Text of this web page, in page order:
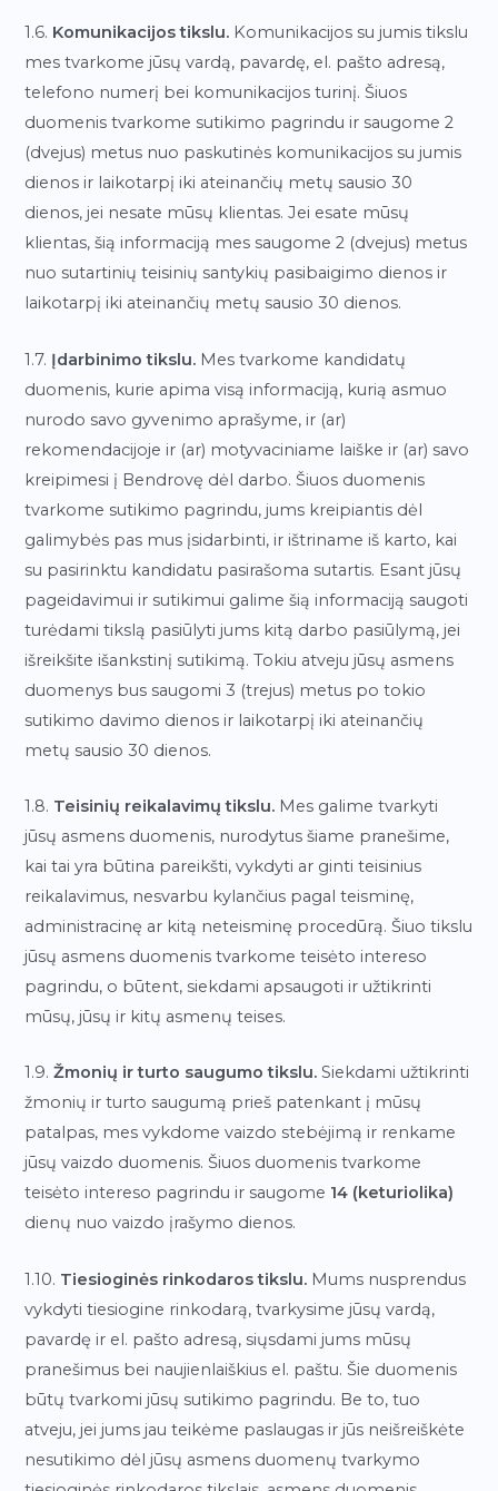
1.6. Komunikacijos tikslu. Komunikacijos su jumis tikslu
mes tvarkome jūsų vardą, pavardę, el. pašto adresą,
telefono numerį bei komunikacijos turinį. Šiuos
duomenis tvarkome sutikimo pagrindu ir saugome 2
(dvejus) metus nuo paskutinės komunikacijos su jumis
dienos ir laikotarpį iki ateinančių metų sausio 30
dienos, jei nesate mūsų klientas. Jei esate mūsų
klientas, šią informaciją mes saugome 2 (dvejus) metus
nuo sutartinių teisinių santykių pasibaigimo dienos ir
laikotarpį iki ateinančių metų sausio 30 dienos.
1.7. Įdarbinimo tikslu. Mes tvarkome kandidatų
duomenis, kurie apima visą informaciją, kurią asmuo
nurodo savo gyvenimo aprašyme, ir (ar)
rekomendacijoje ir (ar) motyvaciniame laiške ir (ar) savo
kreipimesi į Bendrovę dėl darbo. Šiuos duomenis
tvarkome sutikimo pagrindu, jums kreipiantis dėl
galimybės pas mus įsidarbinti, ir ištriname iš karto, kai
su pasirinktu kandidatu pasirašoma sutartis. Esant jūsų
pageidavimui ir sutikimui galime šią informaciją saugoti
turėdami tikslą pasiūlyti jums kitą darbo pasiūlymą, jei
išreikšite išankstinį sutikimą. Tokiu atveju jūsų asmens
duomenys bus saugomi 3 (trejus) metus po tokio
sutikimo davimo dienos ir laikotarpį iki ateinančių
metų sausio 30 dienos.
1.8. Teisinių reikalavimų tikslu. Mes galime tvarkyti
jūsų asmens duomenis, nurodytus šiame pranešime,
kai tai yra būtina pareikšti, vykdyti ar ginti teisinius
reikalavimus, nesvarbu kylančius pagal teisminę,
administracinę ar kitą neteisminę procedūrą. Šiuo tikslu
jūsų asmens duomenis tvarkome teisėto intereso
pagrindu, o būtent, siekdami apsaugoti ir užtikrinti
mūsų, jūsų ir kitų asmenų teises.
1.9.Žmonių ir turto saugumo tikslu. Siekdami užtikrinti
žmonių ir turto saugumą prieš patenkant į mūsų
patalpas, mes vykdome vaizdo stebėjimą ir renkame
jūsų vaizdo duomenis. Šiuos duomenis tvarkome
teisėto intereso pagrindu ir saugome 14 (keturiolika)
dienų nuo vaizdo įrašymo dienos.
1.10. Tiesioginės rinkodaros tikslu. Mums nusprendus
vykdyti tiesiogine rinkodarą, tvarkysime jūsų vardą,
pavardę ir el. pašto adresą, siųsdami jums mūsų
pranešimus bei naujienlaiškius el. paštu. Šie duomenis
būtų tvarkomi jūsų sutikimo pagrindu. Be to, tuo
atveju, jei jums jau teikėme paslaugas ir jūs neišreiškėte
nesutikimo dėl jūsų asmens duomenų tvarkymo